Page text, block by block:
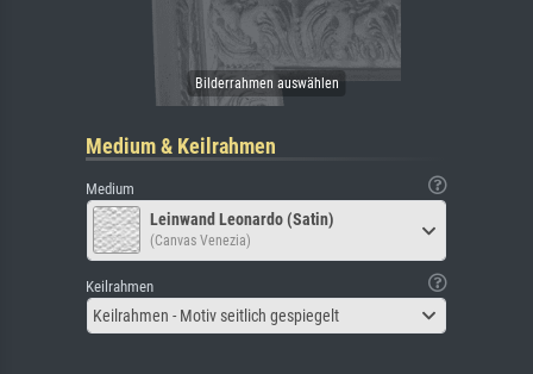
Medium & Keilrahmen
Medium
Leinwand Leonardo (Satin)
(Canvas Venezia)
Keilrahmen
Keilrahmen - Motiv seitlich gespiegelt